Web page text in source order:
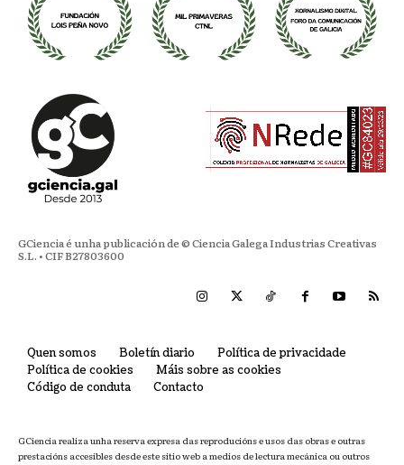
GCiencia é unha publicación de © Ciencia Galega Industrias Creativas
S.L. • CIF B27803600
Quen somos Boletín diario
Política de privacidade
Política de cookies
Máis sobre as cookies
Código de conduta
Contacto
GCiencia realiza unha reserva expresa das reproducións e usos das obras e outras
prestacións accesibles desde este sitio web a medios de lectura mecánica ou outros